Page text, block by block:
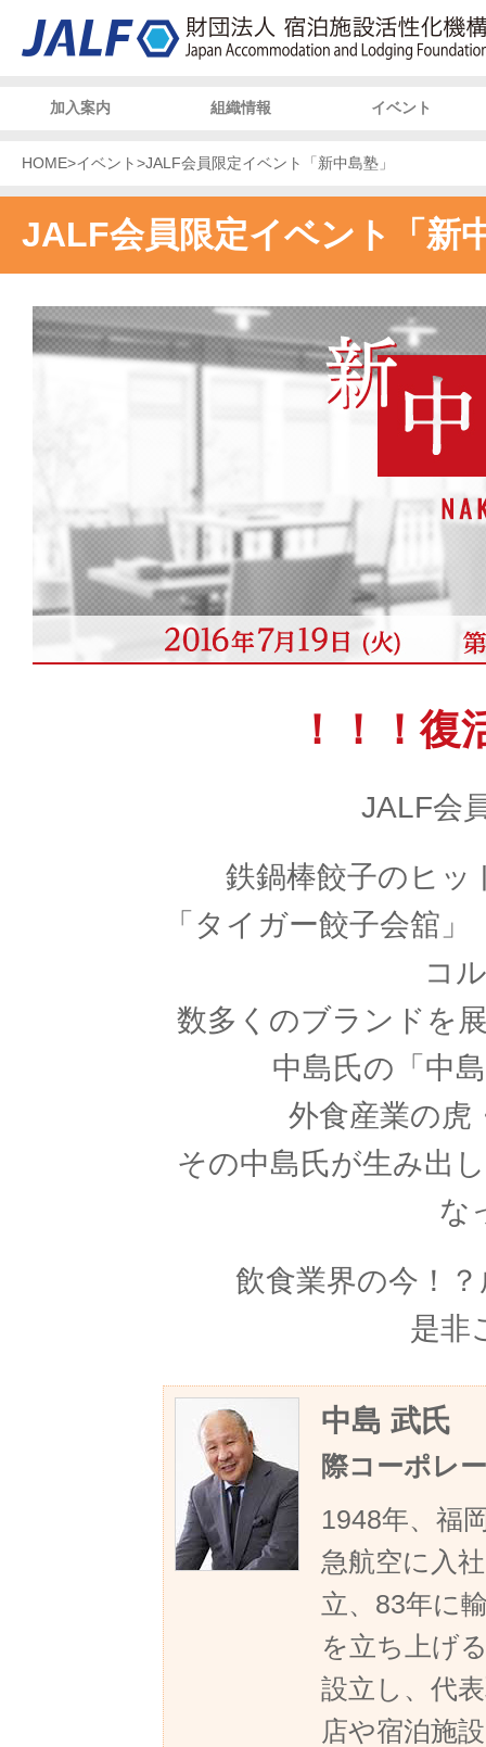
加入案内 組織情報 イベント
HOME>イベント >JALF会員限定イベント「新中島塾」
JALF会員限定イベント「新
！！！復
JALF会
鉄鍋棒餃子のヒッ
「タイガー餃子会舘
コ
数多くのブランドを
中島氏の「中
外食産業の虎
その中島氏が生み出
な
飲食業界の今！
是非
中島 武氏
際コーポレ
1948年、福
急航空に入
立、83年に
を立ち上げ
設立し、代
店や宿泊施